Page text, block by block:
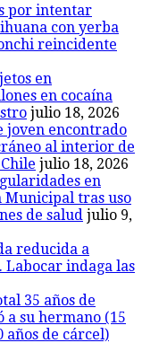
por intentar
con yerba
reincidente
en
en cocaína
julio 18, 2026
joven encontrado
al interior de
julio 18, 2026
en
Municipal tras uso
de salud julio 9,
reducida a
Labocar indaga las
35 años de
su hermano (15
años de cárcel)